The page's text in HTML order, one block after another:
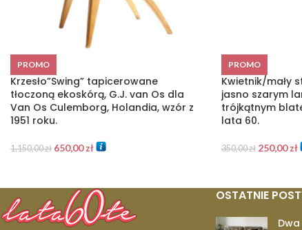
PROMO
Krzesło”Swing” tapicerowane
tłoczoną ekoskórą, G.J. van Os dla
Van Os Culemborg, Holandia, wzór z
1951 roku.
1.150,00zł 650,00zł
PROMO
Kwietnik/mały
jasno szarym
trójkątnym
lata 60.
350,00zł 250,00zł
OSTATNIE